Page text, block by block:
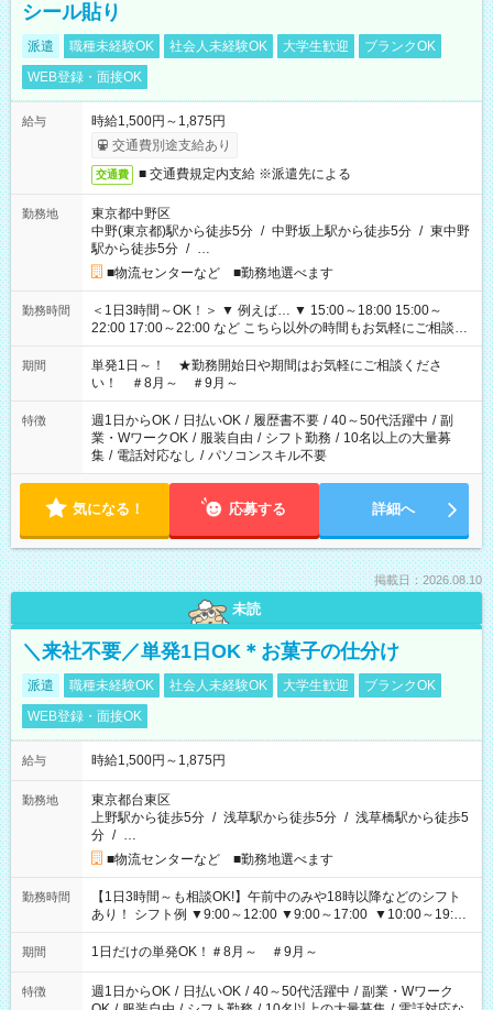
シール貼り
派遣 職種未経験OK 社会人未経験OK 大学生歓迎
ブランクOK
WEB登録・面接OK
給与
時給1,500円～1,875円
交通費別途支給あり
交通費 ■ 交通費規定内支給 ※派遣先による
勤務地
東京都中野区
中野(東京都)駅から徒歩5分 / 中野坂上駅から徒歩5分 / 東中野
駅から徒歩5分 / …
■物流センターなど ■勤務地選べます
勤務時間
＜1日3時間～OK！＞ ▼ 例えば… ▼ 15:00～18:00 15:00～
22:00 17:00～22:00 など こちら以外の時間もお気軽にご相談く
ださい！
期間
単発1日～！ ★勤務開始日や期間はお気軽にご相談くださ
い！ ＃8月～ ＃9月～
特徴 週1日からOK / 日払いOK / 履歴書不要 / 40～50代活躍中 / 副
業・WワークOK / 服装自由 / シフト勤務 / 10名以上の大量募
集 / 電話対応なし / パソコンスキル不要
気になる！ 応募する 詳細へ
掲載日：2026.08.10
未読
＼来社不要／単発1日OK＊お菓子の仕分け
派遣 職種未経験OK 社会人未経験OK 大学生歓迎
ブランクOK
WEB登録・面接OK
給与 時給1,500円～1,875円
勤務地
東京都台東区
上野駅から徒歩5分 / 浅草駅から徒歩5分 / 浅草橋駅から徒歩5
分 / …
■物流センターなど ■勤務地選べます
勤務時間
【1日3時間～も相談OK!】午前中のみや18時以降などのシフト
あり！ シフト例 ▼9:00～12:00 ▼9:00～17:00 ▼10:00～19:00
▼18:00～21:00
期間 1日だけの単発OK！＃8月～ ＃9月～
特徴 週1日からOK / 日払いOK / 40～50代活躍中 / 副業・Wワーク